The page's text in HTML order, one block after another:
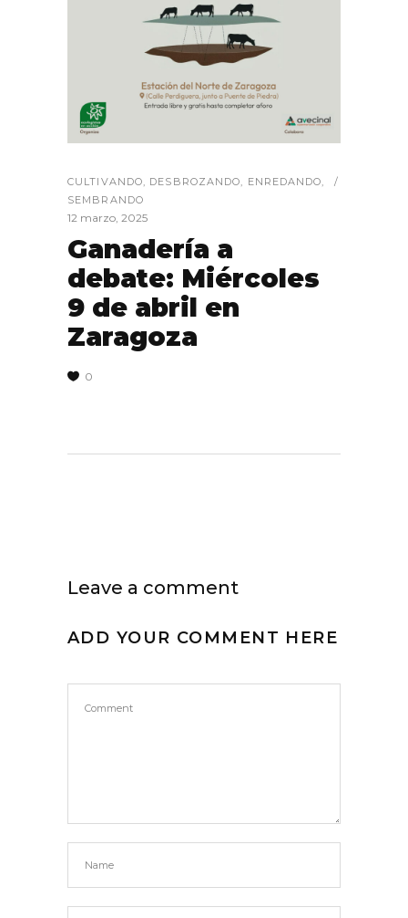
CULTIVANDO, DESBROZANDO, ENREDANDO,
SEMBRANDO
12 marzo, 2025
Ganadería a
debate: Miércoles
9 de abril en
Zaragoza
0
Leave a comment
ADD YOUR COMMENT HERE